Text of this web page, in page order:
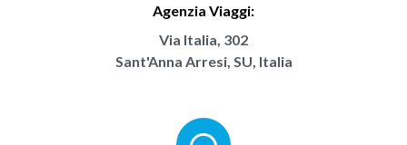
Agenzia Viaggi:
Via Italia, 302
Sant'Anna Arresi, SU, Italia